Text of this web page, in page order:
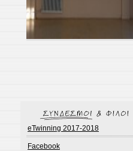
eTwinning 2017-2018
Facebook